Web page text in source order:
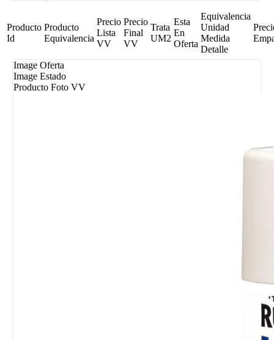
Producto
Id
Producto
Equivalencia
Precio
Lista
VV
Precio
Final
VV
Trata
UM2
Esta
En
Oferta
Equivalencia
Unidad
Medida
Detalle
Image Oferta
Image Estado
Producto Foto VV